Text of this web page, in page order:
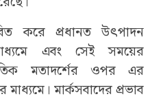
করে প্রধানত উৎপাদন
এবং সেই সময়ের
মতাদর্শের ওপর এর
মার্কসবাদের প্রভাব